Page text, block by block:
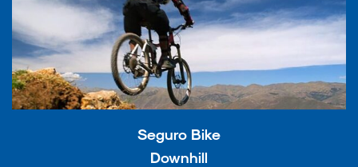
Seguro Bike
Downhill